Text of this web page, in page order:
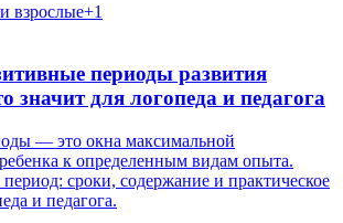
взрослые+1
периоды развития
значит для логопеда и педагога
— это окна максимальной
к определенным видам опыта.
сроки, содержание и практическое
и педагога.